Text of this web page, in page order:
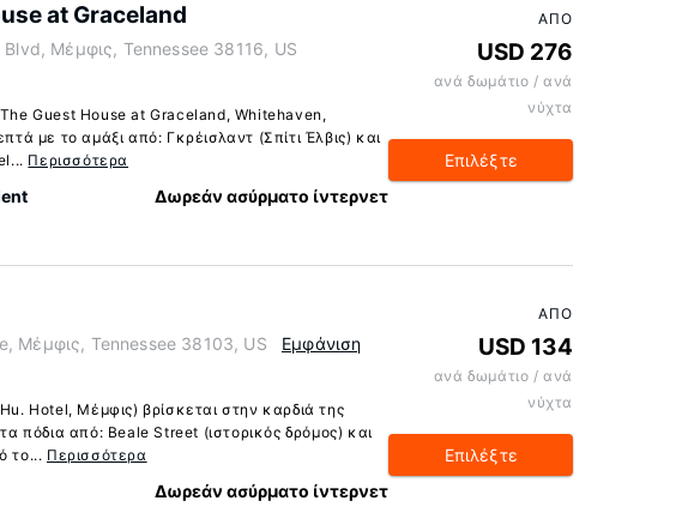
at Graceland
Μέμφις, Tennessee 38116, US
Guest House at Graceland, Whitehaven,
με το αμάξι από: Γκρέισλαντ (Σπίτι Έλβις) και
Περισσότερα
Δωρεάν ασύρματο ίντερνετ
ΑΠΌ
USD 276
ανά δωμάτιο / ανά
νύχτα
Επιλέξτε
Μέμφις, Tennessee 38103, US
Εμφάνιση
Hotel, Μέμφις) βρίσκεται στην καρδιά της
πόδια από: Beale Street (ιστορικός δρόμος) και
το... Περισσότερα
Δωρεάν ασύρματο ίντερνετ
ΑΠΌ
USD 134
ανά δωμάτιο / ανά
νύχτα
Επιλέξτε